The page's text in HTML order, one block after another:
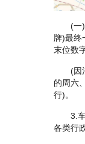
(一)按
牌)最终
末位数
(因法
的周六
行)。
3.车
各类行